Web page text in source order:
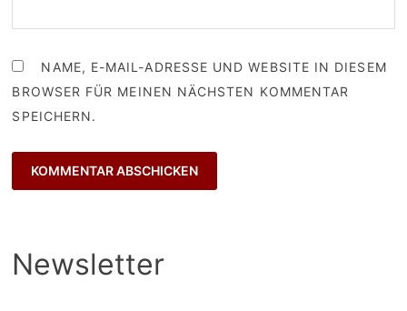
NAME, E-MAIL-ADRESSE UND WEBSITE IN DIESEM
BROWSER FÜR MEINEN NÄCHSTEN KOMMENTAR
SPEICHERN.
Newsletter